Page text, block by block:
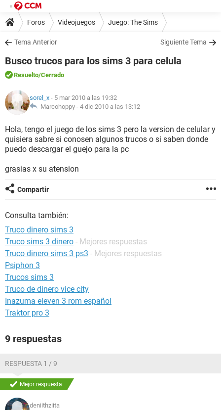
Foros Videojuegos Juego: The Sims
Tema Anterior Siguiente Tema
Busco trucos para los sims 3 para celula
Resuelto/Cerrado
sorel_x - 5 mar 2010 a las 19:32
Marcohoppy - 4 dic 2010 a las 13:12
Hola, tengo el juego de los sims 3 pero la version de celular y
quisiera sabre si conosen algunos trucos o si saben donde
puedo descargar el guejo para la pc
grasias x su atension
Compartir
Consulta también:
Truco dinero sims 3
Truco sims 3 dinero - Mejores respuestas
Truco dinero sims 3 ps3 - Mejores respuestas
Psiphon 3
Trucos sims 3
Truco de dinero vice city
Inazuma eleven 3 rom español
Traktor pro 3
9 respuestas
RESPUESTA 1 / 9
Mejor respuesta
deniithziita